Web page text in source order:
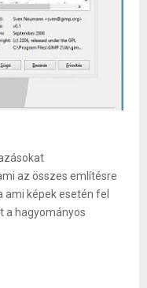
az összes említésre
képek esetén fel
a hagyományos